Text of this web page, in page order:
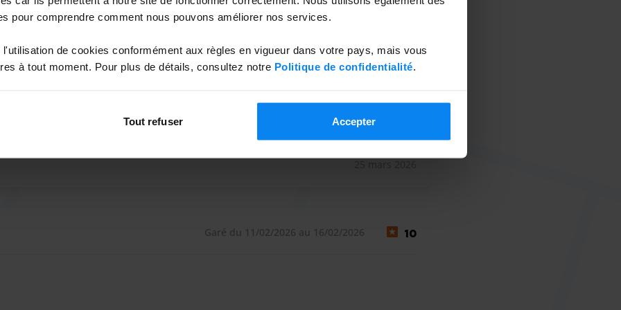
pour comprendre comment nous pouvons améliorer nos services.
de cookies conformément aux règles en vigueur dans votre pays, mais vous
à tout moment. Pour plus de détails, consultez notre Politique de confidentialité.
Tout refuser Accepter
pour un prix pendant votre voyage.
Garé du 12/03/2026 au 23/03/2026
bien à l'aller qu'au retour. Nous renouvellerons sans hesitation si besoin.
aussi bien à l'aller qu'au retour. Nous renouvellerons sans hesitation si besoin.
Garé du 11/02/2026 au 16/02/2026 10